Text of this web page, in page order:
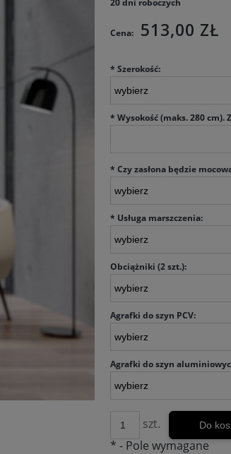
20 dni roboczych
Cena: 513,00 ZŁ
* Szerokość:
* Wysokość (maks. 280
* Czy zasłona będzie
* Usługa marszczenia:
Obciążniki (2 szt.):
Agrafki do szyn PCV:
Agrafki do szyn
szt. Do
* - Pole wymagane